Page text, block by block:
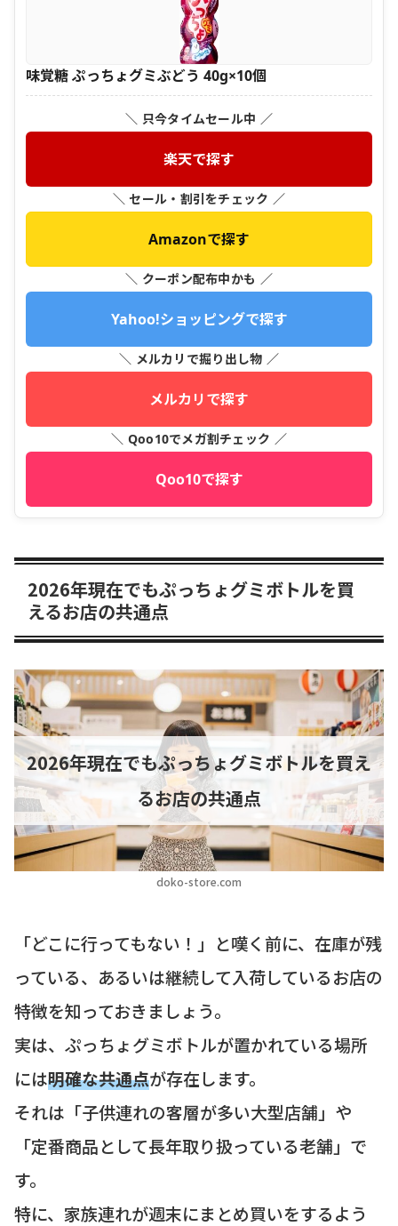
味覚糖 ぷっちょグミぶどう 40g×10個
＼ 只今タイムセール中 ／
楽天で探す
＼ セール・割引をチェック ／
Amazonで探す
＼ クーポン配布中かも ／
Yahoo!ショッピングで探す
＼ メルカリで掘り出し物 ／
メルカリで探す
＼ Qoo10でメガ割チェック ／
Qoo10で探す
2026年現在でもぷっちょグミボトルを買
えるお店の共通点
doko-store.com
2026年現在でもぷっちょグミボトルを買え
るお店の共通点
「どこに行ってもない！」と嘆く前に、在庫が残
っている、あるいは継続して入荷しているお店の
特徴を知っておきましょう。
実は、ぷっちょグミボトルが置かれている場所
には明確な共通点が存在します。
それは「子供連れの客層が多い大型店舗」や
「定番商品として長年取り扱っている老舗」で
す。
特に、家族連れが週末にまとめ買いをするよう